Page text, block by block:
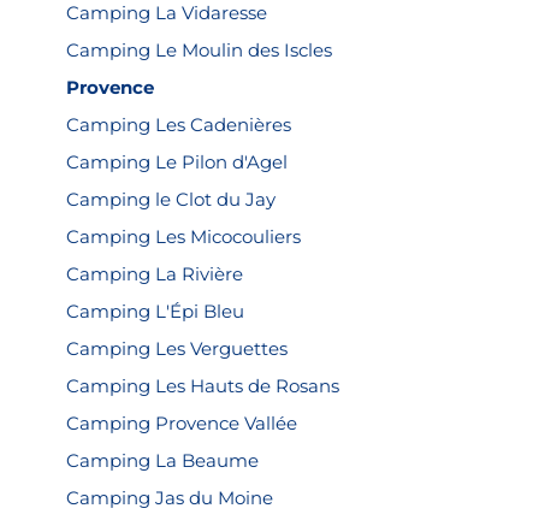
Camping La Vidaresse
Camping Le Moulin des Iscles
Provence
Camping Les Cadenières
Camping Le Pilon d'Agel
Camping le Clot du Jay
Camping Les Micocouliers
Camping La Rivière
Camping L'Épi Bleu
Camping Les Verguettes
Camping Les Hauts de Rosans
Camping Provence Vallée
Camping La Beaume
Camping Jas du Moine